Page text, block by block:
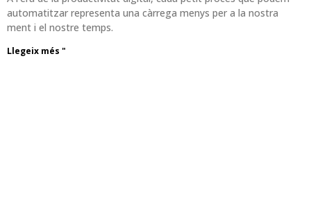
automatitzar representa una càrrega menys per a la nostra
ment i el nostre temps.
Llegeix més "